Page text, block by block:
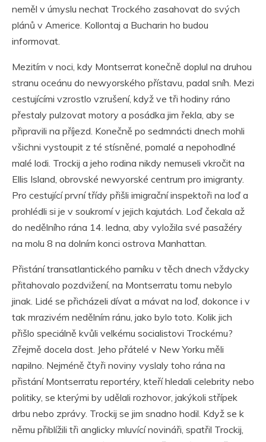
neměl v úmyslu nechat Trockého zasahovat do svých
plánů v Americe. Kollontaj a Bucharin ho budou
informovat.
Mezitím v noci, kdy Montserrat konečně doplul na druhou
stranu oceánu do newyorského přístavu, padal sníh. Mezi
cestujícími vzrostlo vzrušení, když ve tři hodiny ráno
přestaly pulzovat motory a posádka jim řekla, aby se
připravili na příjezd. Konečně po sedmnácti dnech mohli
všichni vystoupit z té stísněné, pomalé a nepohodlné
malé lodi. Trockij a jeho rodina nikdy nemuseli vkročit na
Ellis Island, obrovské newyorské centrum pro imigranty.
Pro cestující první třídy přišli imigrační inspektoři na loď a
prohlédli si je v soukromí v jejich kajutách. Loď čekala až
do nedělního rána 14. ledna, aby vyložila své pasažéry
na molu 8 na dolním konci ostrova Manhattan.
Přistání transatlantického parníku v těch dnech vždycky
přitahovalo pozdvižení, na Montserratu tomu nebylo
jinak. Lidé se přicházeli dívat a mávat na loď, dokonce i v
tak mrazivém nedělním ránu, jako bylo toto. Kolik jich
přišlo speciálně kvůli velkému socialistovi Trockému?
Zřejmě docela dost. Jeho přátelé v New Yorku měli
napilno. Nejméně čtyři noviny vyslaly toho rána na
přistání Montserratu reportéry, kteří hledali celebrity nebo
politiky, se kterými by udělali rozhovor, jakýkoli střípek
drbu nebo zprávy. Trockij se jim snadno hodil. Když se k
němu přiblížili tři anglicky mluvící novináři, spatřil Trockij,